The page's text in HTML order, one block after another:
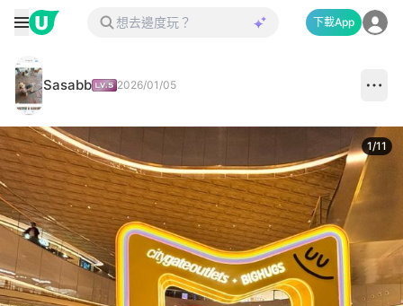
下載App
Sasabb 2026/01/05
1/11